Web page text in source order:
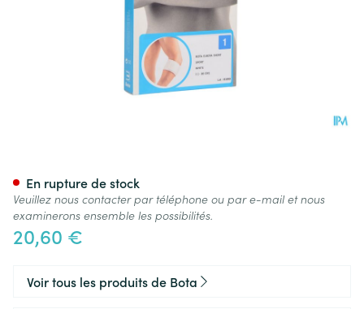
20,60 €
En rupture de stock
Veuillez nous contacter par téléphone ou par e-mail et nous
examinerons ensemble les possibilités.
Voir tous les produits de Bota